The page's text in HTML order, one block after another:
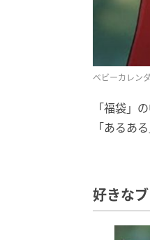
ベビーカレン
「福袋」
「あるあ
好きな